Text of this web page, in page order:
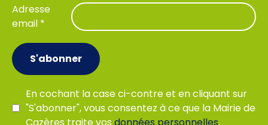
Adresse
email *
En cochant la case ci-contre et en cliquant sur
"S'abonner", vous consentez à ce que la Mairie de
Cazères traite vosdonnées personnelles.
S'abonner